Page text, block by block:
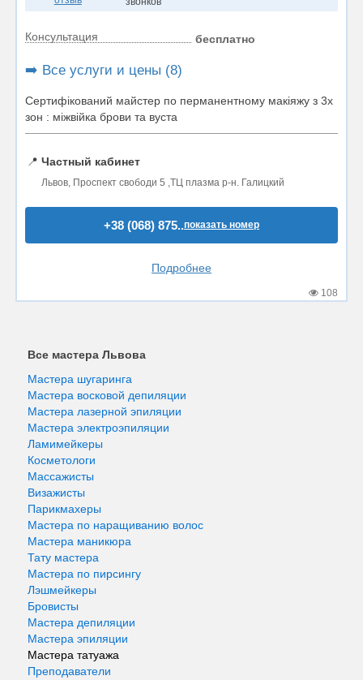
Консультация бесплатно
➡️ Все услуги и цены (8)
Сертифікований майстер по перманентному макіяжу з 3х
зон : міжвійка брови та вуста
📍 Частный кабинет
Львов, Проспект свободи 5 ,ТЦ плазма р-н. Галицкий
+38 (068) 875..показать номер
Подробнее
108
Все мастера Львова
Мастера шугаринга
Мастера восковой депиляции
Мастера лазерной эпиляции
Мастера электроэпиляции
Ламимейкеры
Косметологи
Массажисты
Визажисты
Парикмахеры
Мастера по наращиванию волос
Мастера маникюра
Тату мастера
Мастера по пирсингу
Лэшмейкеры
Бровисты
Мастера депиляции
Мастера эпиляции
Мастера татуажа
Преподаватели